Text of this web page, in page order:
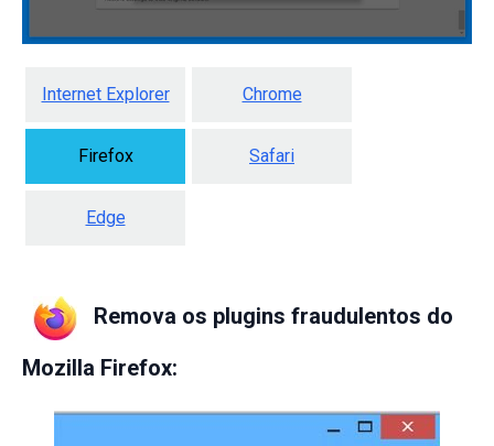
Internet Explorer Chrome
Firefox Safari
Edge
Remova os plugins fraudulentos do
Mozilla Firefox: